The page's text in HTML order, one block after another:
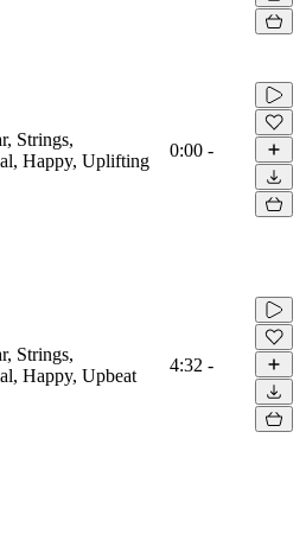
Strings,
Happy, Uplifting
0:00 -
Strings,
Happy, Upbeat
4:32 -